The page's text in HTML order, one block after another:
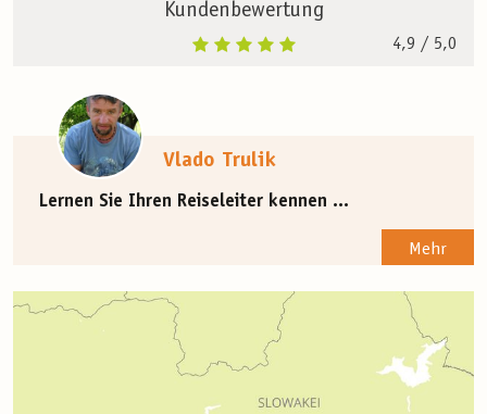
Kundenbewertung
4,9 / 5,0
Vlado Trulik
Lernen Sie Ihren Reiseleiter kennen ...
Mehr